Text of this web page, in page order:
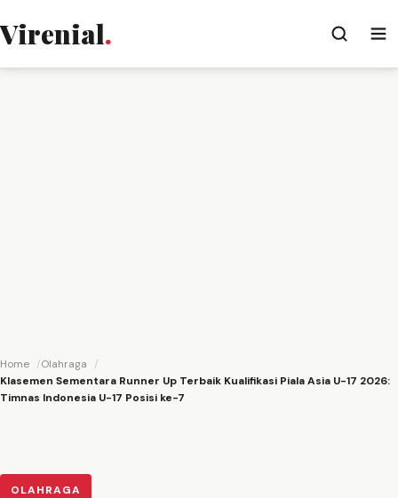
Virenial.
Home
Olahraga
Klasemen Sementara Runner Up Terbaik Kualifikasi Piala Asia U-17 2026:
Timnas Indonesia U-17 Posisi ke-7
OLAHRAGA